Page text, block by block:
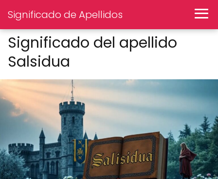
Significado de Apellidos
Significado del apellido
Salsidua